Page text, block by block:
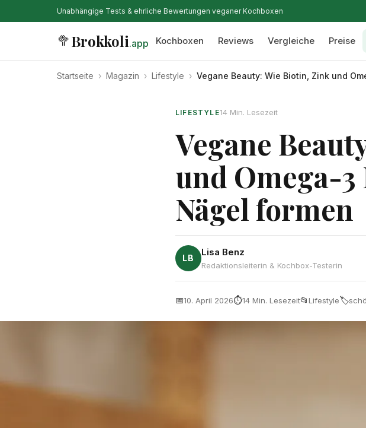
Unabhängige Tests & ehrliche Bewertungen veganer Kochboxen
🥦Brokkoli.app Kochboxen Reviews Vergleiche Preise
Startseite › Magazin › Lifestyle › Vegane Beauty: Wie Biotin, Zink und
LIFESTYLE14 Min. Lesezeit
Vegane
und Omega-
Nägel formen
LB
Lisa Benz
Redaktionsleiterin & Kochbox-Testerin
📅10. April 2026⏱14 Min. Lesezeit📂Lifestyle🏷